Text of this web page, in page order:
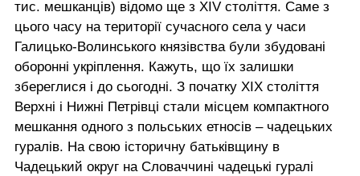
тис. мешканців) відомо ще з XIV століття. Саме з
цього часу на території сучасного села у часи
Галицько-Волинського князівства були збудовані
оборонні укріплення. Кажуть, що їх залишки
збереглися і до сьогодні. З початку ХІХ століття
Верхні і Нижні Петрівці стали місцем компактного
мешкання одного з польських етносів – чадецьких
гуралів. На свою історичну батьківщину в
Чадецький округ на Словаччині чадецькі гуралі